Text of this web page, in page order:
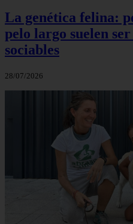
La genética felina:
pelo largo suelen
sociables
28/07/2026